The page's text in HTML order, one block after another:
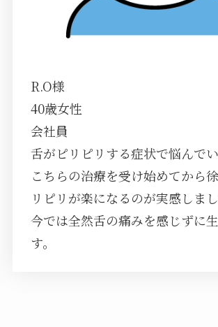
R.O様
40歳女性
会社員
舌がピリピリする症状で悩んでい
こちらの治療を受け始めてから
リピリが楽になるのが実感しまし
今では全然舌の痛みを感じずに
す。